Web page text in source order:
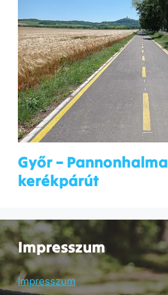
Győr – Pannonhalma
kerékpárút
Impresszum
Impresszum